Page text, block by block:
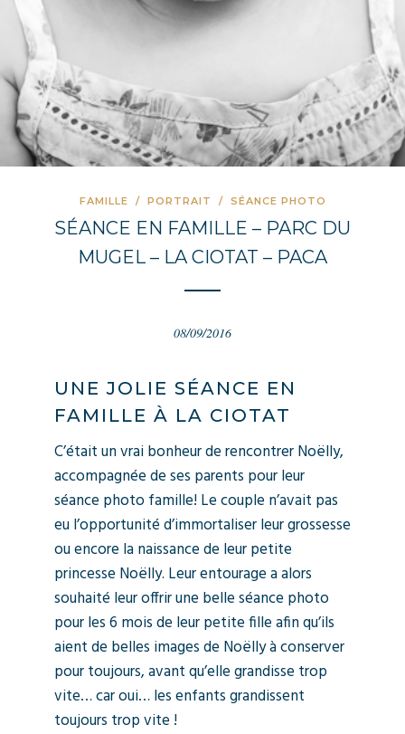
FAMILLE / PORTRAIT / SÉANCE PHOTO
SÉANCE EN FAMILLE – PARC DU
MUGEL – LA CIOTAT – PACA
08/09/2016
UNE JOLIE SÉANCE EN
FAMILLE À LA CIOTAT
C’était un vrai bonheur de rencontrer Noëlly,
accompagnée de ses parents pour leur
séance photo famille! Le couple n’avait pas
eu l’opportunité d’immortaliser leur grossesse
ou encore la naissance de leur petite
princesse Noëlly. Leur entourage a alors
souhaité leur offrir une belle séance photo
pour les 6 mois de leur petite fille afin qu’ils
aient de belles images de Noëlly à conserver
pour toujours, avant qu’elle grandisse trop
vite… car oui… les enfants grandissent
toujours trop vite !